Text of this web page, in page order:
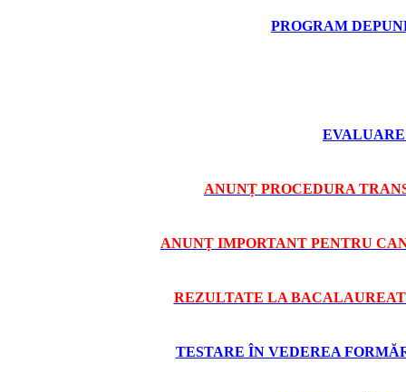
PROGRAM
ANUNȚ PROCEDURA
ANUNȚ IMPORTANT PENTRU
REZULTATE LA
TESTARE ÎN VEDEREA